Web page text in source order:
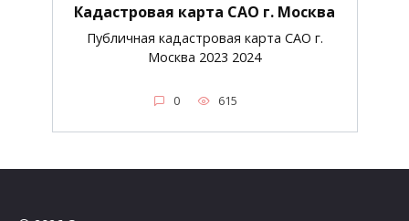
Кадастровая карта САО г. Москва
Публичная кадастровая карта САО г.
Москва 2023 2024
0 615